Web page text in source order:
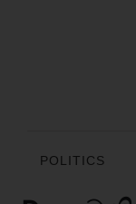
POLITICS